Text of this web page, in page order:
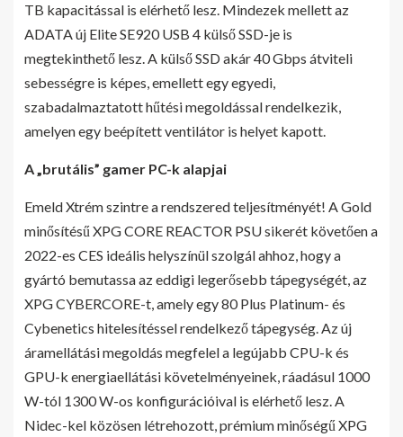
TB kapacitással is elérhető lesz. Mindezek mellett az
ADATA új Elite SE920 USB 4 külső SSD-je is
megtekinthető lesz. A külső SSD akár 40 Gbps átviteli
sebességre is képes, emellett egy egyedi,
szabadalmaztatott hűtési megoldással rendelkezik,
amelyen egy beépített ventilátor is helyet kapott.
A „brutális” gamer PC-k alapjai
Emeld Xtrém szintre a rendszered teljesítményét! A Gold
minősítésű XPG CORE REACTOR PSU sikerét követően a
2022-es CES ideális helyszínül szolgál ahhoz, hogy a
gyártó bemutassa az eddigi legerősebb tápegységét, az
XPG CYBERCORE-t, amely egy 80 Plus Platinum- és
Cybenetics hitelesítéssel rendelkező tápegység. Az új
áramellátási megoldás megfelel a legújabb CPU-k és
GPU-k energiaellátási követelményeinek, ráadásul 1000
W-tól 1300 W-os konfigurációival is elérhető lesz. A
Nidec-kel közösen létrehozott, prémium minőségű XPG